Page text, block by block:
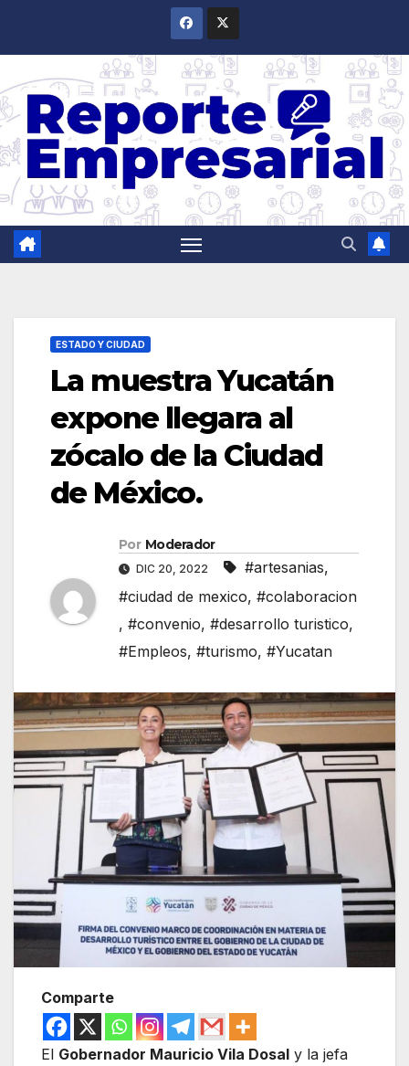
ESTADO Y CIUDAD
La muestra Yucatán
expone llegara al
zócalo de la Ciudad
de México.
Por Moderador
DIC 20, 2022 #artesanias,
#ciudad de mexico, #colaboracion
, #convenio, #desarrollo turistico,
#Empleos, #turismo, #Yucatan
Comparte
El Gobernador Mauricio Vila Dosal y la jefa